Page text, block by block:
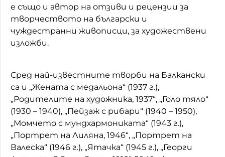
е също и автор на отзиви и рецензии за
творчеството на български и
чуждестранни живописци, за художествени
изложби.
Сред най-известните творби на Балкански
са и „Жената с медальона“ (1937 г.),
„Родителите на художника, 1937“, „Голо тяло“
(1930 – 1940), „Пейзаж с рибари“ (1940 – 1950),
„Момчето с мундхармониката“ (1943 г.),
„Портрет на Лиляна, 1946“, „Портрет на
Валеска“ (1946 г.), „Ятачка“ (1945 г.), „Георги